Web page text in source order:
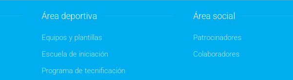
Área deportiva
Equipos y plantillas
Escuela de iniciación
Programa de tecnificación
Área social
Patrocinadores
Colaboradores